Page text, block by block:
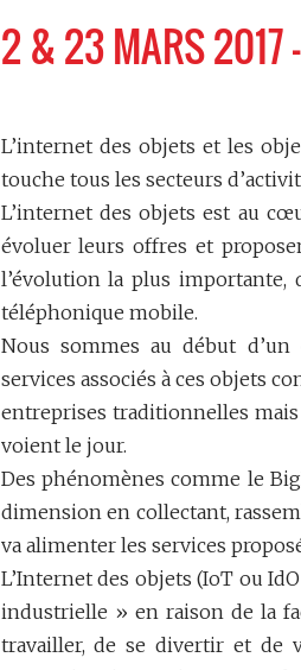
2 & 23 MARS 2017
L’internet des objets et les
touche tous les secteurs
L’internet des objets est au
évoluer leurs offres et
l’évolution la plus importante,
téléphonique mobile.
Nous sommes au début
services associés à ces objets
entreprises traditionnelles
voient le jour.
Des phénomènes comme le
dimension en collectant,
va alimenter les services
L’Internet des objets (IoT ou
industrielle » en raison de la
travailler, de se divertir et de